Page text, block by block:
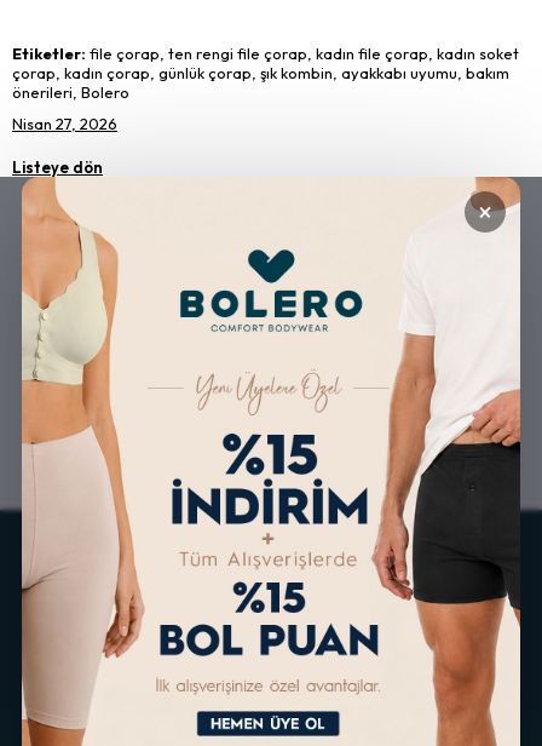
Etiketler: file çorap, ten rengi file çorap, kadın file çorap, kadın soket
çorap, kadın çorap, günlük çorap, şık kombin, ayakkabı uyumu, bakım
önerileri, Bolero
Nisan 27, 2026
Listeye dön
ÜCRETSİZ KARGO GÜVENLİ ALIŞVERİŞ
KOLAY İADE & DEĞİŞİM
ALTERNATİF ÖDEME
İMKANLARI
×